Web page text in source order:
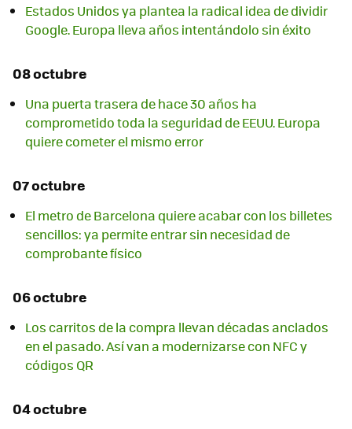
Estados Unidos ya plantea la radical idea de dividir
Google. Europa lleva años intentándolo sin éxito
08 octubre
Una puerta trasera de hace 30 años ha
comprometido toda la seguridad de EEUU. Europa
quiere cometer el mismo error
07 octubre
El metro de Barcelona quiere acabar con los billetes
sencillos: ya permite entrar sin necesidad de
comprobante físico
06 octubre
Los carritos de la compra llevan décadas anclados
en el pasado. Así van a modernizarse con NFC y
códigos QR
04 octubre